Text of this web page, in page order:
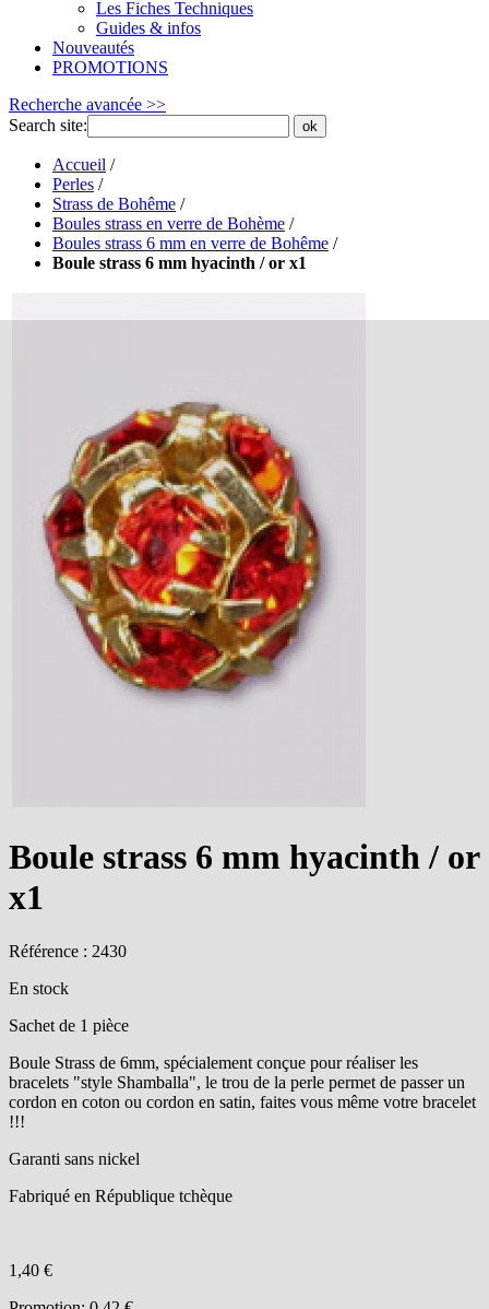
Les Fiches Techniques
Guides & infos
Nouveautés
PROMOTIONS
Recherche avancée >>
Search site:
ok
Accueil /
Perles /
Strass de Bohême /
Boules strass en verre de Bohème /
Boules strass 6 mm en verre de Bohême /
Boule strass 6 mm hyacinth / or x1
Boule strass 6 mm hyacinth / or
x1
Référence : 2430
En stock
Sachet de 1 pièce
Boule Strass de 6mm, spécialement conçue pour réaliser les
bracelets "style Shamballa", le trou de la perle permet de passer un
cordon en coton ou cordon en satin, faites vous même votre bracelet
!!!
Garanti sans nickel
Fabriqué en République tchèque
1,40 €